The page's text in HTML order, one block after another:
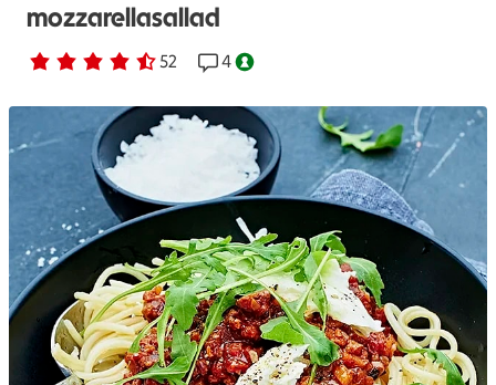
mozzarellasallad
Betyg 4.4 av 5. 52
52 personer har röstatReceptet har 4 kommentarer
4Nyckelhålsmärkt.